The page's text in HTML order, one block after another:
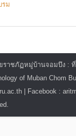
รม
าชภัฏหมู่บ้านจอมบึง :
of Muban Chom
| Facebook :